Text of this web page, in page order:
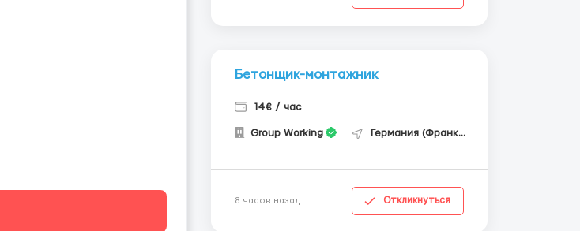
Бетонщик-монтажник
14€ / час
Group Working Германия (Франкфурт-на-Майне)
8 часов назад Откликнуться